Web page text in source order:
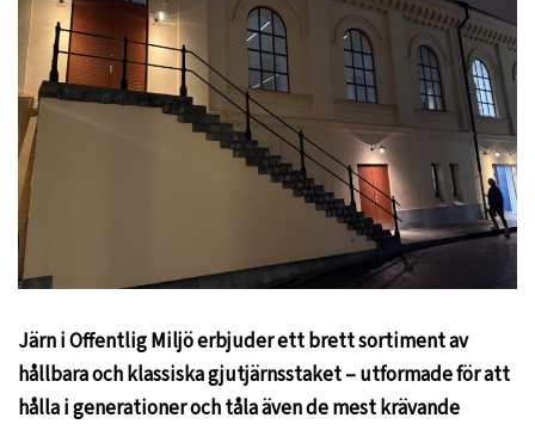
Järn i Offentlig Miljö erbjuder ett brett sortiment av
hållbara och klassiska gjutjärnsstaket – utformade för att
hålla i generationer och tåla även de mest krävande